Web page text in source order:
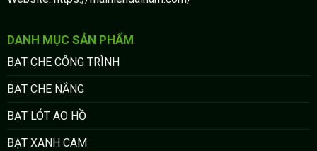
DANH MỤC SẢN PHẨM
BẠT CHE CÔNG TRÌNH
BẠT CHE NẮNG
BẠT LÓT AO HỒ
BẠT XANH CAM